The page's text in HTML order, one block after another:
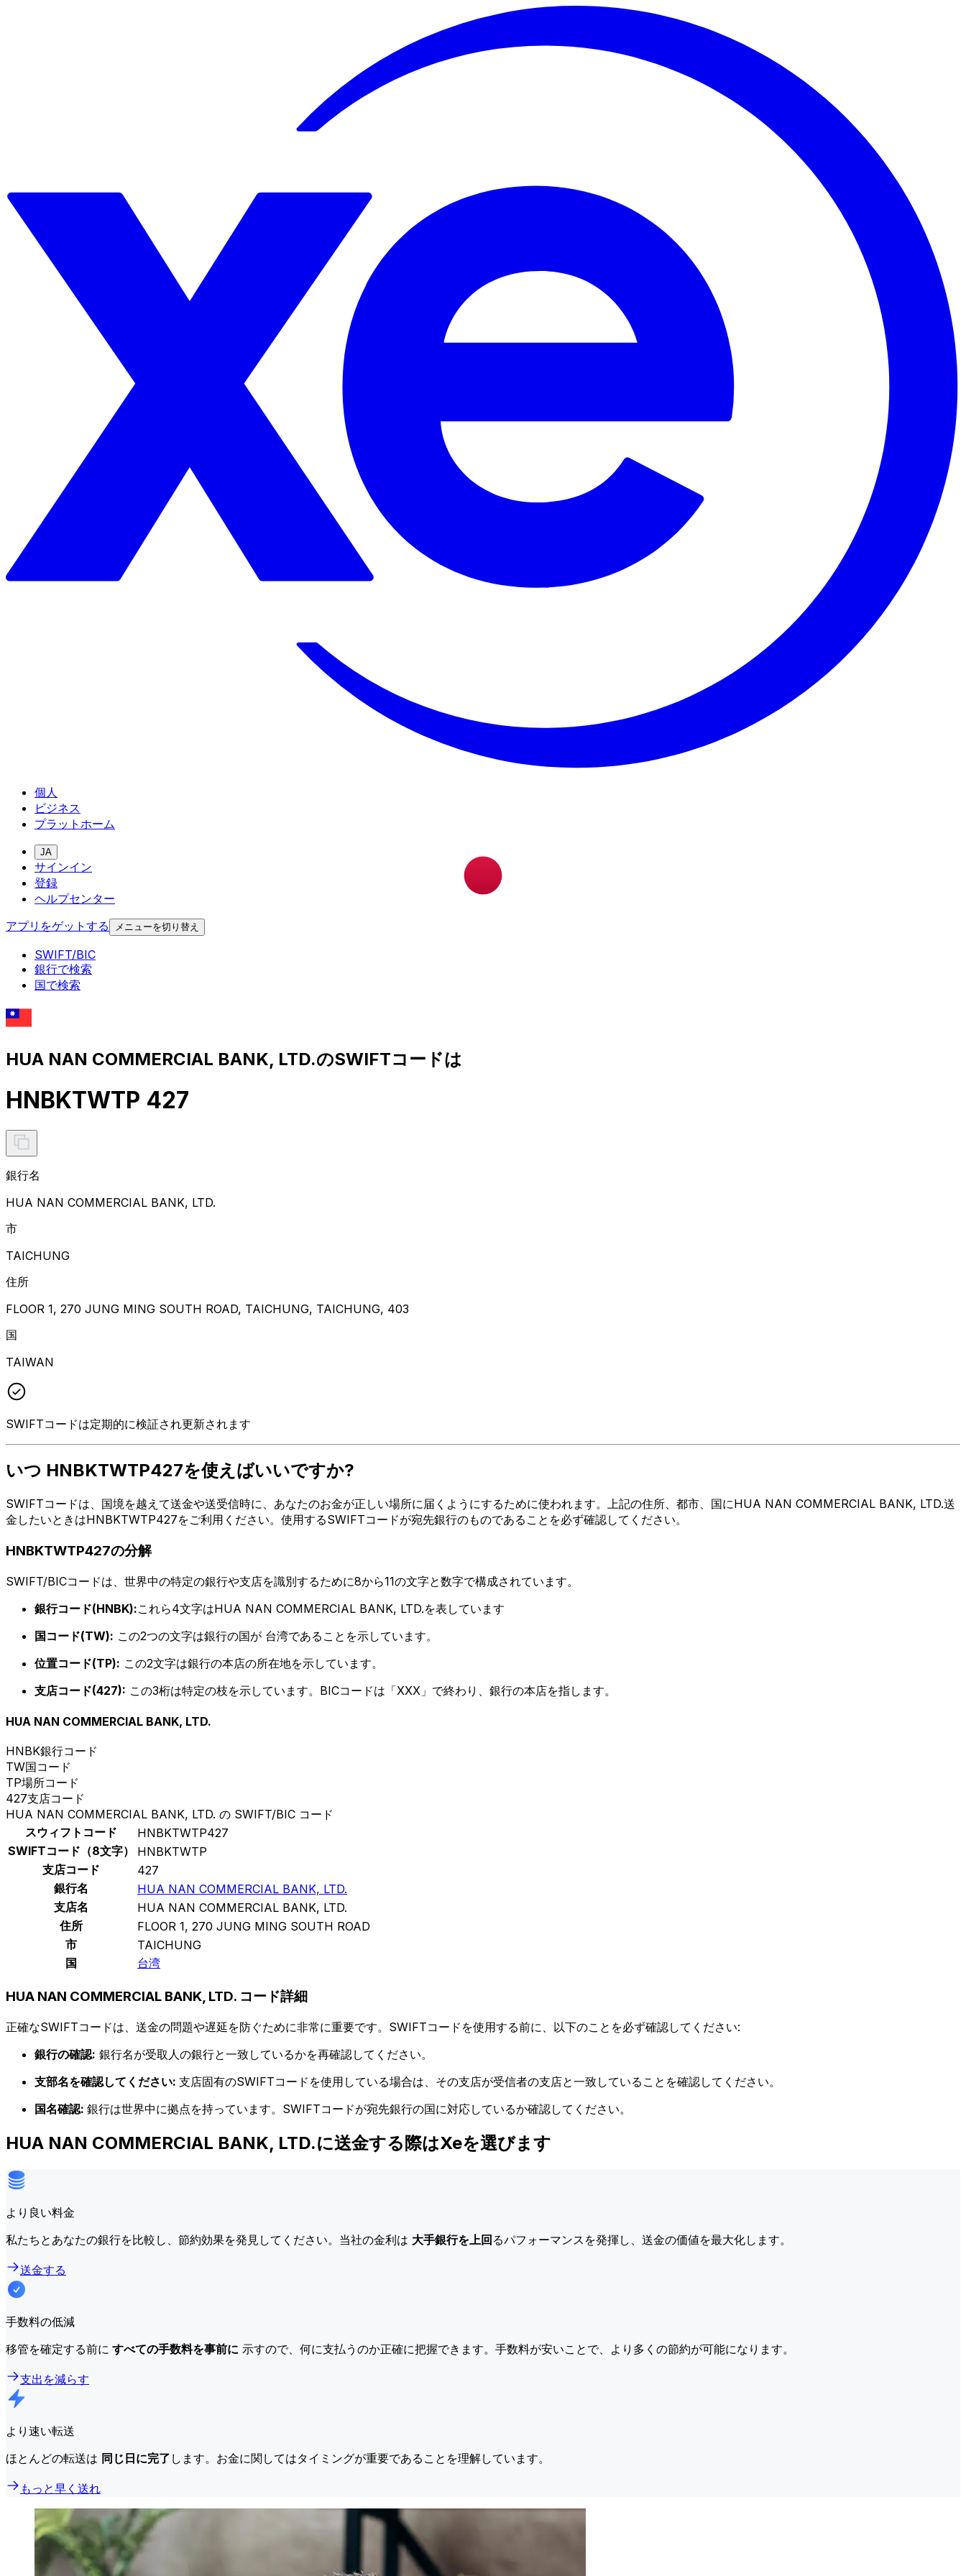
個人
ビジネス
プラットホーム
JA
サインイン
登録
ヘルプセンター
アプリをゲットする
メニューを切り替え
SWIFT/BIC
銀行で検索
国で検索
HUA NAN COMMERCIAL BANK, LTD.のSWIFTコードは
HNBKTWTP 427
銀行名
HUA NAN COMMERCIAL BANK, LTD.
市
TAICHUNG
住所
FLOOR 1, 270 JUNG MING SOUTH ROAD, TAICHUNG, TAICHUNG, 403
国
TAIWAN
SWIFTコードは定期的に検証され更新されます
いつ HNBKTWTP427を使えばいいですか?
SWIFTコードは、国境を越えて送金や送受信時に、あなたのお金が正しい場所に届くようにするために使われます。上記の住所、都市、国にHUA NAN COMMERCIAL BANK, LTD.送
金したいときはHNBKTWTP427をご利用ください。使用するSWIFTコードが宛先銀行のものであることを必ず確認してください。
HNBKTWTP427の分解
SWIFT/BICコードは、世界中の特定の銀行や支店を識別するために8から11の文字と数字で構成されています。
銀行コード(HNBK):これら4文字はHUA NAN COMMERCIAL BANK, LTD.を表しています
国コード(TW): この2つの文字は銀行の国が 台湾であることを示しています。
位置コード(TP): この2文字は銀行の本店の所在地を示しています。
支店コード(427): この3桁は特定の枝を示しています。BICコードは「XXX」で終わり、銀行の本店を指します。
HUA NAN COMMERCIAL BANK, LTD.
HNBK銀行コード
TW国コード
TP場所コード
427支店コード
HUA NAN COMMERCIAL BANK, LTD. の SWIFT/BIC コード
スウィフトコード
HNBKTWTP427
SWIFTコード（8文字）
HNBKTWTP
支店コード
427
銀行名
HUA NAN COMMERCIAL BANK, LTD.
支店名
HUA NAN COMMERCIAL BANK, LTD.
住所
FLOOR 1, 270 JUNG MING SOUTH ROAD
市
TAICHUNG
国
台湾
HUA NAN COMMERCIAL BANK, LTD. コード詳細
正確なSWIFTコードは、送金の問題や遅延を防ぐために非常に重要です。SWIFTコードを使用する前に、以下のことを必ず確認してください:
銀行の確認: 銀行名が受取人の銀行と一致しているかを再確認してください。
支部名を確認してください: 支店固有のSWIFTコードを使用している場合は、その支店が受信者の支店と一致していることを確認してください。
国名確認: 銀行は世界中に拠点を持っています。SWIFTコードが宛先銀行の国に対応しているか確認してください。
HUA NAN COMMERCIAL BANK, LTD.に送金する際はXeを選びます
より良い料金
私たちとあなたの銀行を比較し、節約効果を発見してください。当社の金利は 大手銀行を上回るパフォーマンスを発揮し、送金の価値を最大化します。
送金する
手数料の低減
移管を確定する前に すべての手数料を事前に 示すので、何に支払うのか正確に把握できます。手数料が安いことで、より多くの節約が可能になります。
支出を減らす
より速い転送
ほとんどの転送は 同じ日に完了 します。お金に関してはタイミングが重要であることを理解しています。
もっと早く送れ